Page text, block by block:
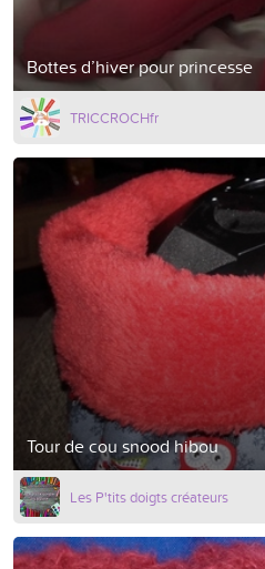
Bottes d’hiver pour princesse
TRICCROCHfr
Tour de cou snood hibou
Les P'tits doigts créateurs